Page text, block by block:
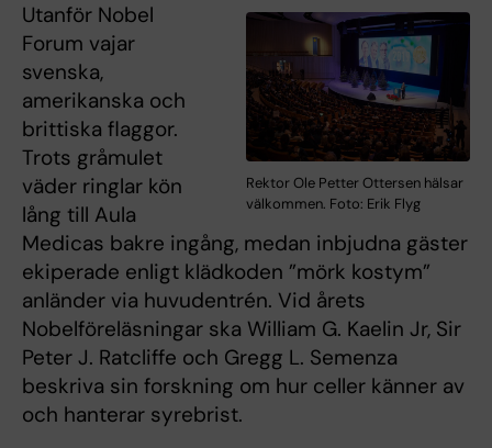
Rektor Ole Petter Ottersen hälsar
välkommen. Foto: Erik Flyg
Utanför Nobel
Forum vajar
svenska,
amerikanska och
brittiska flaggor.
Trots gråmulet
väder ringlar kön
lång till Aula
Medicas bakre ingång, medan inbjudna gäster
ekiperade enligt klädkoden ”mörk kostym”
anländer via huvudentrén. Vid årets
Nobelföreläsningar ska William G. Kaelin Jr, Sir
Peter J. Ratcliffe och Gregg L. Semenza
beskriva sin forskning om hur celler känner av
och hanterar syrebrist.